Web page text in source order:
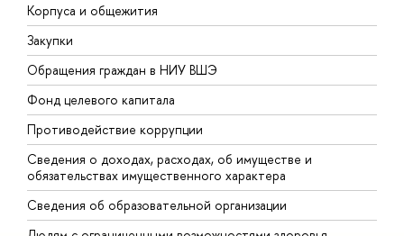
Корпуса и общежития
Закупки
Обращения граждан в НИУ ВШЭ
Фонд целевого капитала
Противодействие коррупции
Сведения о доходах, расходах, об имуществе и
обязательствах имущественного характера
Сведения об образовательной организации